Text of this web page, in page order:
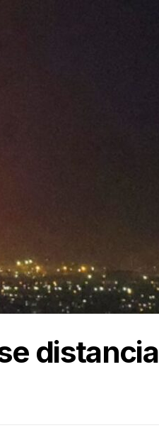
distancia